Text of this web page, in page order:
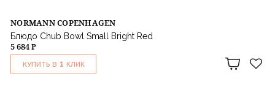
NORMANN COPENHAGEN
Блюдо Chub Bowl Small Bright Red
5 684 ₽
КУПИТЬ В 1 КЛИК